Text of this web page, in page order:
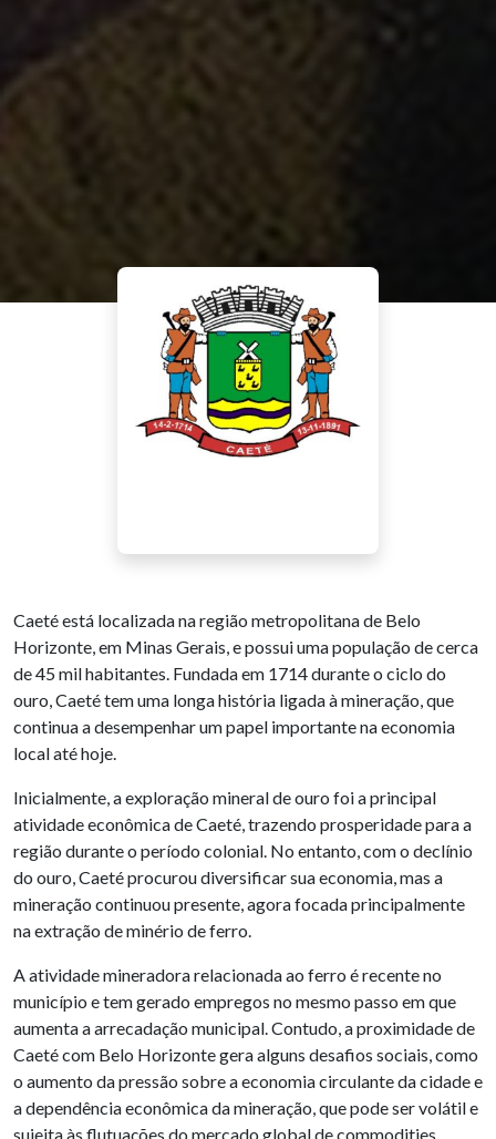
Caeté está localizada na região metropolitana de Belo
Horizonte, em Minas Gerais, e possui uma população de cerca
de 45 mil habitantes. Fundada em 1714 durante o ciclo do
ouro, Caeté tem uma longa história ligada à mineração, que
continua a desempenhar um papel importante na economia
local até hoje.
Inicialmente, a exploração mineral de ouro foi a principal
atividade econômica de Caeté, trazendo prosperidade para a
região durante o período colonial. No entanto, com o declínio
do ouro, Caeté procurou diversificar sua economia, mas a
mineração continuou presente, agora focada principalmente
na extração de minério de ferro.
A atividade mineradora relacionada ao ferro é recente no
município e tem gerado empregos no mesmo passo em que
aumenta a arrecadação municipal. Contudo, a proximidade de
Caeté com Belo Horizonte gera alguns desafios sociais, como
o aumento da pressão sobre a economia circulante da cidade e
a dependência econômica da mineração, que pode ser volátil e
sujeita às flutuações do mercado global de commodities